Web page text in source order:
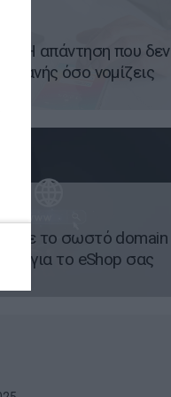
Η απάντηση που δεν
όσο νομίζεις
το σωστό domain
για το eShop σας